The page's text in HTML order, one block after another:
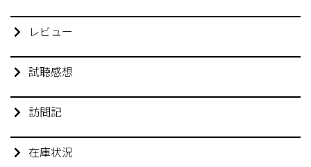
レビュー
試聴感想
訪問記
在庫状況